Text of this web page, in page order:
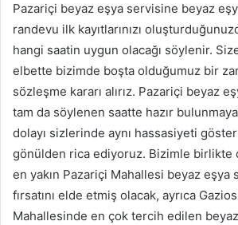
Pazariçi beyaz eşya servisine beyaz
randevu ilk kayıtlarınızı
hangi saatin uygun olacağı söylenir.
elbette bizimde boşta olduğumuz bir
sözleşme kararı alırız. Pazariçi beyaz
tam da söylenen saatte hazır bulunmaya
dolayı sizlerinde aynı hassasiyeti
gönülden rica ediyoruz. Bizimle birlikte
en yakın Pazariçi Mahallesi beyaz eşya
fırsatını elde etmiş olacak, ayrıca
Mahallesinde en çok tercih edilen